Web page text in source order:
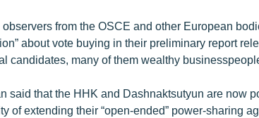
from the OSCE and other European
about vote buying in their preliminary report
candidates, many of them wealthy
said that the HHK and Dashnaktsutyun are now
of extending their “open-ended” power-sharing